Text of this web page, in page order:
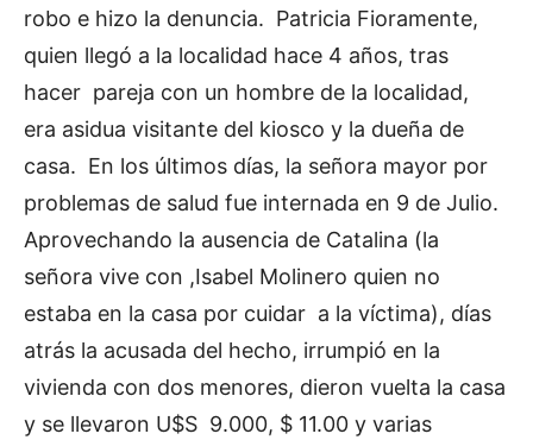
robo e hizo la denuncia. Patricia Fioramente,
quien llegó a la localidad hace 4 años, tras
hacer pareja con un hombre de la localidad,
era asidua visitante del kiosco y la dueña de
casa. En los últimos días, la señora mayor por
problemas de salud fue internada en 9 de Julio.
Aprovechando la ausencia de Catalina (la
señora vive con ,Isabel Molinero quien no
estaba en la casa por cuidar a la víctima), días
atrás la acusada del hecho, irrumpió en la
vivienda con dos menores, dieron vuelta la casa
y se llevaron U$S 9.000, $ 11.00 y varias